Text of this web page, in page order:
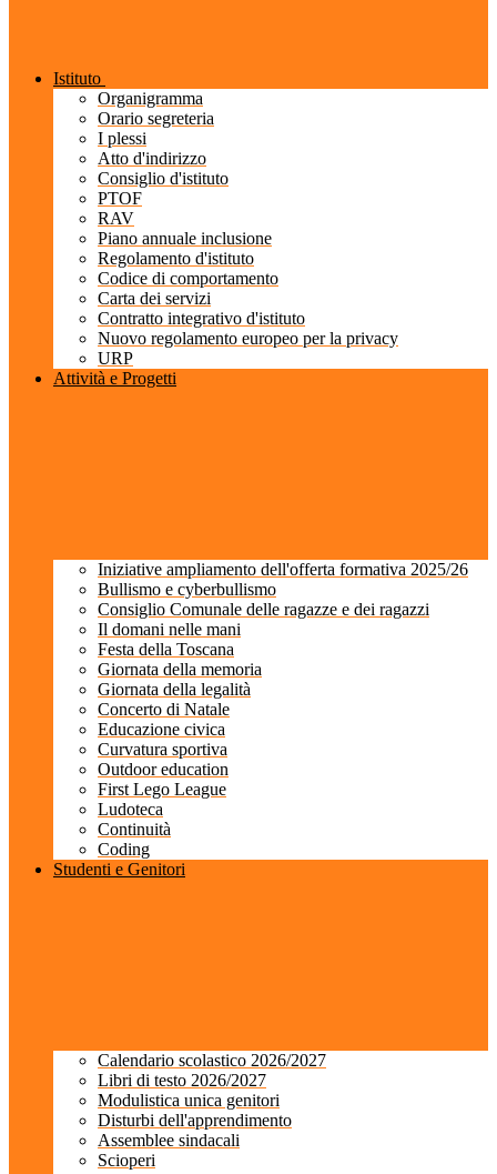
Istituto
Organigramma
Orario segreteria
I plessi
Atto d'indirizzo
Consiglio d'istituto
PTOF
RAV
Piano annuale inclusione
Regolamento d'istituto
Codice di comportamento
Carta dei servizi
Contratto integrativo d'istituto
Nuovo regolamento europeo per la privacy
URP
Attività e Progetti
Iniziative ampliamento dell'offerta formativa 2025/26
Bullismo e cyberbullismo
Consiglio Comunale delle ragazze e dei ragazzi
Il domani nelle mani
Festa della Toscana
Giornata della memoria
Giornata della legalità
Concerto di Natale
Educazione civica
Curvatura sportiva
Outdoor education
First Lego League
Ludoteca
Continuità
Coding
Studenti e Genitori
Calendario scolastico 2026/2027
Libri di testo 2026/2027
Modulistica unica genitori
Disturbi dell'apprendimento
Assemblee sindacali
Scioperi